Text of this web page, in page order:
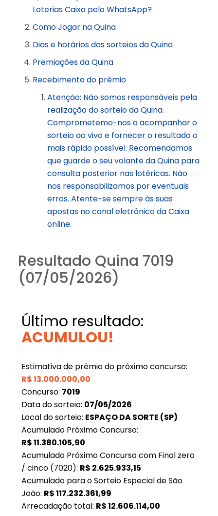
Loterias Caixa pelo WhatsApp?
Como Jogar na Quina
Dias e horários dos sorteios da Quina
Premiações da Quina
Recebimento do prêmio
Atenção: Não somos responsáveis pela
realização do sorteio da Quina.
Comprometemo-nos a acompanhar o
sorteio ao vivo e fornecer o resultado o
mais rápido possível. Recomendamos
que guarde o seu volante da Quina para
consulta posterior nas lotéricas. Não
nos responsabilizamos por eventuais
erros. Atente-se sempre às suas
apostas no canal eletrônico da Caixa
online.
Resultado Quina 7019
(07/05/2026)
Último resultado:
ACUMULOU!
Estimativa de prêmio do próximo concurso:
R$13.000.000,00
Concurso: 7019
Data do sorteio: 07/05/2026
Local do sorteio: ESPAÇO DA SORTE (SP)
Acumulado Próximo Concurso:
R$11.380.105,90
Acumulado Próximo Concurso com Final zero
/ cinco (7020): R$ 2.625.933,15
Acumulado para o Sorteio Especial de São
João: R$117.232.361,99
Arrecadação total: R$12.606.114,00